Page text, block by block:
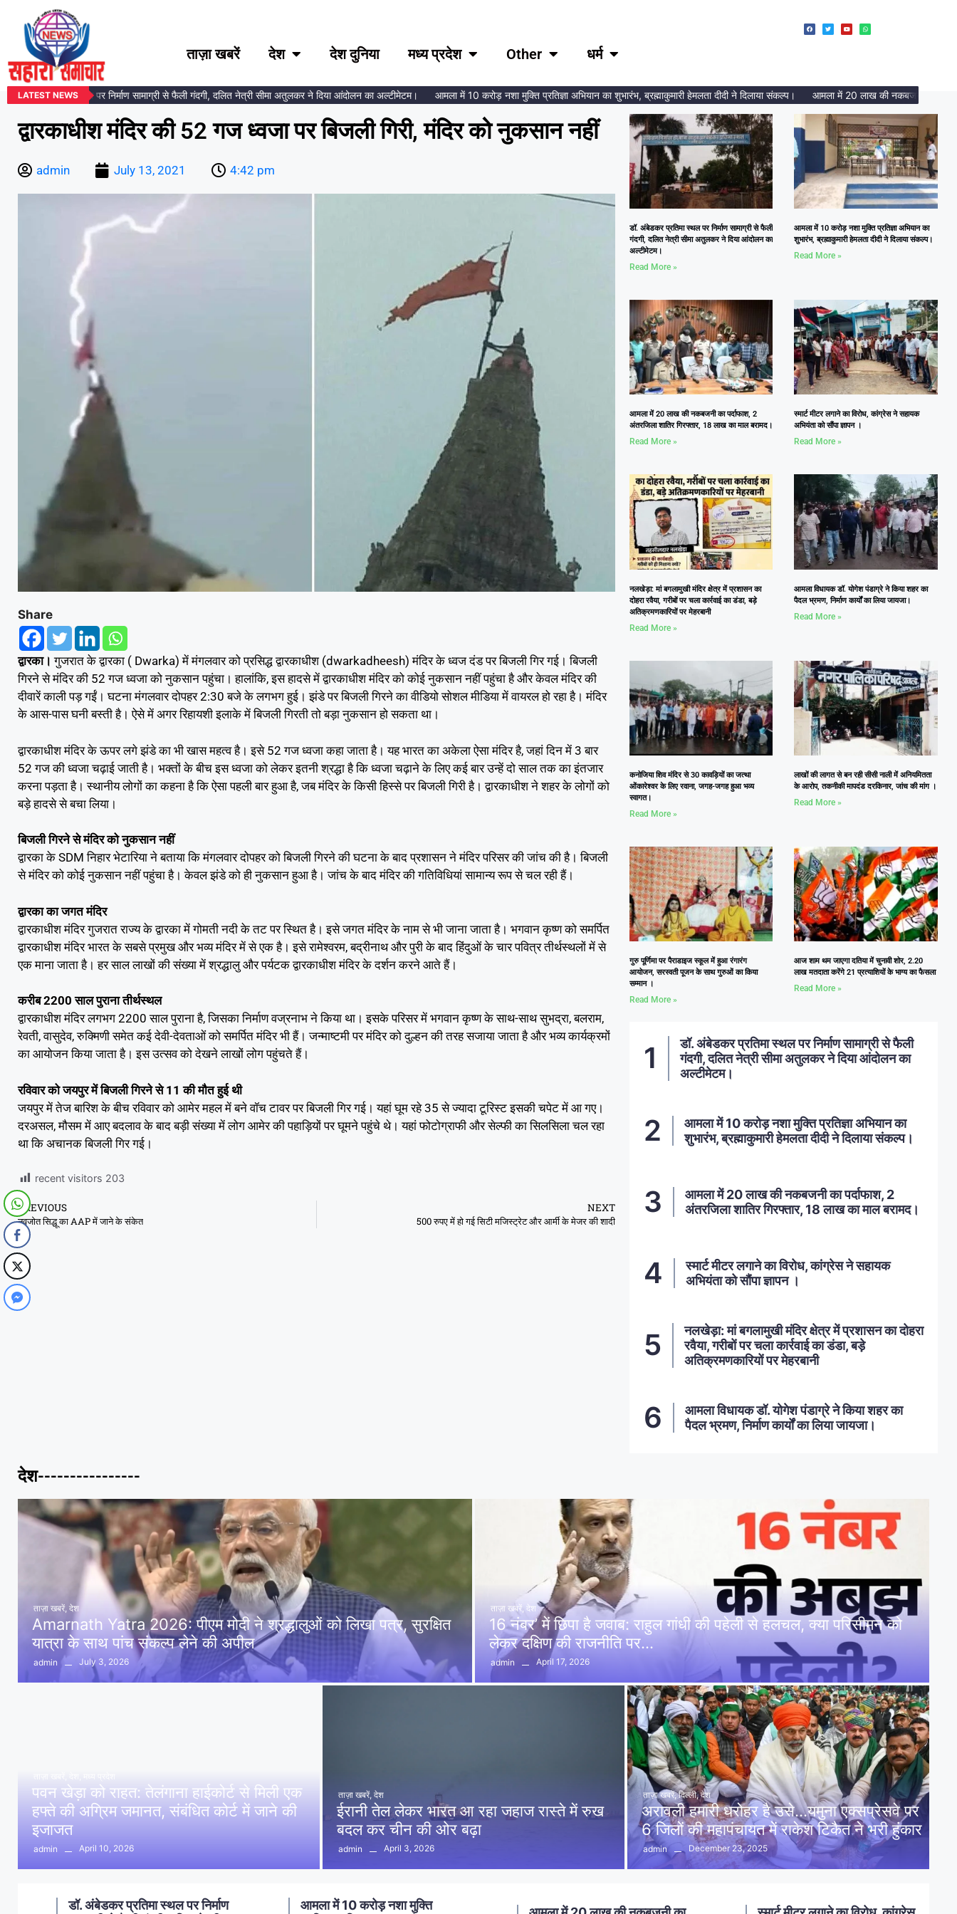
ताज़ा खबरें देश देश दुनिया मध्य प्रदेश Other धर्म
LATEST NEWS
प्रतिमा स्थल पर निर्माण सामाग्री से फैली गंदगी, दलित नेत्री सीमा अतुलकर ने दिया आंदोलन का अल्टीमेटम। आमला में 10 करोड़ नशा मुक्ति प्रतिज्ञा अभियान का शुभारंभ, ब्रह्माकुमारी हेमलता दीदी ने दिलाया संकल्प। आमला में 20 लाख की नकबजनी का पर्दाफाश,
द्वारकाधीश मंदिर की 52 गज ध्वजा पर बिजली गिरी, मंदिर को नुकसान नहीं
admin July 13, 2021 4:42 pm
Share
द्वारका। गुजरात के द्वारका ( Dwarka) में मंगलवार को प्रसिद्ध द्वारकाधीश (dwarkadheesh) मंदिर के ध्वज दंड पर बिजली गिर गई। बिजली
गिरने से मंदिर की 52 गज ध्वजा को नुकसान पहुंचा। हालांकि, इस हादसे में द्वारकाधीश मंदिर को कोई नुकसान नहीं पहुंचा है और केवल मंदिर की
दीवारें काली पड़ गईं। घटना मंगलवार दोपहर 2:30 बजे के लगभग हुई। झंडे पर बिजली गिरने का वीडियो सोशल मीडिया में वायरल हो रहा है। मंदिर
के आस-पास घनी बस्ती है। ऐसे में अगर रिहायशी इलाके में बिजली गिरती तो बड़ा नुकसान हो सकता था।
द्वारकाधीश मंदिर के ऊपर लगे झंडे का भी खास महत्व है। इसे 52 गज ध्वजा कहा जाता है। यह भारत का अकेला ऐसा मंदिर है, जहां दिन में 3 बार
52 गज की ध्वजा चढ़ाई जाती है। भक्तों के बीच इस ध्वजा को लेकर इतनी श्रद्धा है कि ध्वजा चढ़ाने के लिए कई बार उन्हें दो साल तक का इंतजार
करना पड़ता है। स्थानीय लोगों का कहना है कि ऐसा पहली बार हुआ है, जब मंदिर के किसी हिस्से पर बिजली गिरी है। द्वारकाधीश ने शहर के लोगों को
बड़े हादसे से बचा लिया।
बिजली गिरने से मंदिर को नुकसान नहीं
द्वारका के SDM निहार भेटारिया ने बताया कि मंगलवार दोपहर को बिजली गिरने की घटना के बाद प्रशासन ने मंदिर परिसर की जांच की है। बिजली
से मंदिर को कोई नुकसान नहीं पहुंचा है। केवल झंडे को ही नुकसान हुआ है। जांच के बाद मंदिर की गतिविधियां सामान्य रूप से चल रही हैं।
द्वारका का जगत मंदिर
द्वारकाधीश मंदिर गुजरात राज्य के द्वारका में गोमती नदी के तट पर स्थित है। इसे जगत मंदिर के नाम से भी जाना जाता है। भगवान कृष्ण को समर्पित
द्वारकाधीश मंदिर भारत के सबसे प्रमुख और भव्य मंदिर में से एक है। इसे रामेश्वरम, बद्रीनाथ और पुरी के बाद हिंदुओं के चार पवित्र तीर्थस्थलों में से
एक माना जाता है। हर साल लाखों की संख्या में श्रद्धालु और पर्यटक द्वारकाधीश मंदिर के दर्शन करने आते हैं।
करीब 2200 साल पुराना तीर्थस्थल
द्वारकाधीश मंदिर लगभग 2200 साल पुराना है, जिसका निर्माण वज्रनाभ ने किया था। इसके परिसर में भगवान कृष्ण के साथ-साथ सुभद्रा, बलराम,
रेवती, वासुदेव, रुक्मिणी समेत कई देवी-देवताओं को समर्पित मंदिर भी हैं। जन्माष्टमी पर मंदिर को दुल्हन की तरह सजाया जाता है और भव्य कार्यक्रमों
का आयोजन किया जाता है। इस उत्सव को देखने लाखों लोग पहुंचते हैं।
रविवार को जयपुर में बिजली गिरने से 11 की मौत हुई थी
जयपुर में तेज बारिश के बीच रविवार को आमेर महल में बने वॉच टावर पर बिजली गिर गई। यहां घूम रहे 35 से ज्यादा टूरिस्ट इसकी चपेट में आ गए।
दरअसल, मौसम में आए बदलाव के बाद बड़ी संख्या में लोग आमेर की पहाड़ियों पर घूमने पहुंचे थे। यहां फोटोग्राफी और सेल्फी का सिलसिला चल रहा
था कि अचानक बिजली गिर गई।
recent visitors 203
PREVIOUS
नवजोत सिद्धू का AAP में जाने के संकेत
NEXT
500 रुपए में हो गई सिटी मजिस्ट्रेट और आर्मी के मेजर की शादी
डॉ. अंबेडकर प्रतिमा स्थल पर निर्माण सामाग्री से फैली
गंदगी, दलित नेत्री सीमा अतुलकर ने दिया आंदोलन का
अल्टीमेटम।
Read More »
आमला में 10 करोड़ नशा मुक्ति प्रतिज्ञा अभियान का
शुभारंभ, ब्रह्माकुमारी हेमलता दीदी ने दिलाया संकल्प।
Read More »
आमला में 20 लाख की नकबजनी का पर्दाफाश, 2
अंतरजिला शातिर गिरफ्तार, 18 लाख का माल बरामद।
Read More »
स्मार्ट मीटर लगाने का विरोध, कांग्रेस ने सहायक
अभियंता को सौंपा ज्ञापन ।
Read More »
नलखेड़ा: मां बगलामुखी मंदिर क्षेत्र में प्रशासन का
दोहरा रवैया, गरीबों पर चला कार्रवाई का डंडा, बड़े
अतिक्रमणकारियों पर मेहरबानी
Read More »
आमला विधायक डॉ. योगेश पंडाग्रे ने किया शहर का
पैदल भ्रमण, निर्माण कार्यों का लिया जायजा।
Read More »
कनोजिया शिव मंदिर से 30 कावड़ियों का जत्था
ओंकारेश्वर के लिए रवाना, जगह-जगह हुआ भव्य
स्वागत।
Read More »
लाखों की लागत से बन रही सीसी नाली में अनियमितता
के आरोप, तकनीकी मापदंड दरकिनार, जांच की मांग ।
Read More »
गुरु पूर्णिमा पर पैराडाइज स्कूल में हुआ रंगारंग
आयोजन, सरस्वती पूजन के साथ गुरुओं का किया
सम्मान ।
Read More »
आज शाम थम जाएगा दतिया में चुनावी शोर, 2.20
लाख मतदाता करेंगे 21 प्रत्याशियों के भाग्य का फैसला
Read More »
डॉ. अंबेडकर प्रतिमा स्थल पर निर्माण सामाग्री से फैली
गंदगी, दलित नेत्री सीमा अतुलकर ने दिया आंदोलन का
अल्टीमेटम।
आमला में 10 करोड़ नशा मुक्ति प्रतिज्ञा अभियान का
शुभारंभ, ब्रह्माकुमारी हेमलता दीदी ने दिलाया संकल्प।
आमला में 20 लाख की नकबजनी का पर्दाफाश, 2
अंतरजिला शातिर गिरफ्तार, 18 लाख का माल बरामद।
स्मार्ट मीटर लगाने का विरोध, कांग्रेस ने सहायक
अभियंता को सौंपा ज्ञापन ।
नलखेड़ा: मां बगलामुखी मंदिर क्षेत्र में प्रशासन का दोहरा
रवैया, गरीबों पर चला कार्रवाई का डंडा, बड़े
अतिक्रमणकारियों पर मेहरबानी
आमला विधायक डॉ. योगेश पंडाग्रे ने किया शहर का
पैदल भ्रमण, निर्माण कार्यों का लिया जायजा।
देश----------------
ताज़ा खबरें देश
Amarnath Yatra 2026: पीएम मोदी ने श्रद्धालुओं को लिखा पत्र, सुरक्षित
यात्रा के साथ पांच संकल्प लेने की अपील
admin July 3, 2026
ताज़ा खबरें देश
16 नंबर’ में छिपा है जवाब: राहुल गांधी की पहेली से हलचल, क्या परिसीमन को
लेकर दक्षिण की राजनीति पर…
admin April 17, 2026
पवन खेड़ा को राहत: तेलंगाना हाईकोर्ट से मिली एक
हफ्ते की अग्रिम जमानत, संबंधित कोर्ट में जाने की
इजाजत
admin April 10, 2026
ताज़ा खबरें, देश
ईरानी तेल लेकर भारत आ रहा जहाज रास्ते में रुख
बदल कर चीन की ओर बढ़ा
admin April 3, 2026
ताज़ा खबरें, दिल्ली, देश
अरावली हमारी धरोहर है उसे…यमुना एक्सप्रेसवे पर
6 जिलों की महापंचायत में राकेश टिकैत ने भरी हुंकार
admin December 23, 2025
आमला में 10 करोड़ नशा मुक्ति
नलखेड़ा: मां बगलामुखी मंदिर क्षेत्र में